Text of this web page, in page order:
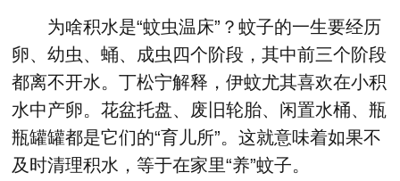
为啥积水是“蚊虫温床”？蚊子的一生要经历
卵、幼虫、蛹、成虫四个阶段，其中前三个阶段
都离不开水。丁松宁解释，伊蚊尤其喜欢在小积
水中产卵。花盆托盘、废旧轮胎、闲置水桶、瓶
瓶罐罐都是它们的“育儿所”。这就意味着如果不
及时清理积水，等于在家里“养”蚊子。